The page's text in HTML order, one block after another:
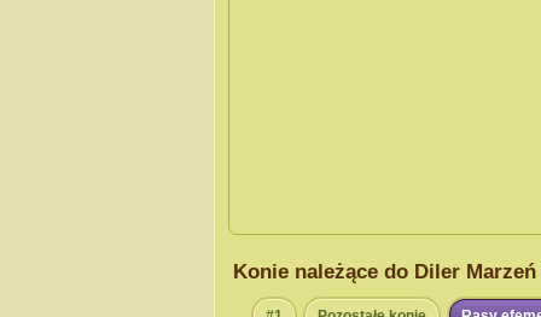
Konie należące do Diler Marzeń